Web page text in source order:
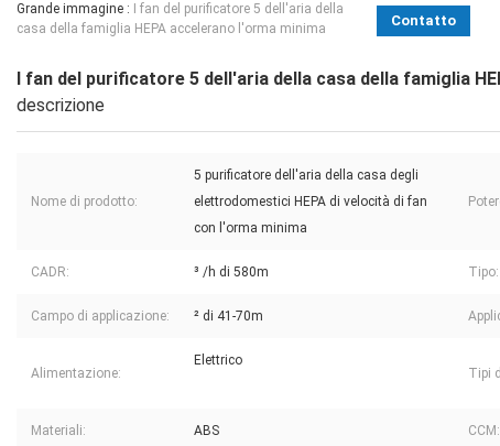
Grande immagine :
I fan del purificatore 5 dell'aria della
casa della famiglia HEPA accelerano l'orma minima
Contatto
I fan del purificatore 5 dell'aria della casa della famiglia
descrizione
Nome di prodotto:
5 purificatore dell'aria della casa degli
elettrodomestici HEPA di velocità di fan
con l'orma minima
CADR: ³ /h di 580m Tipo:
Campo di applicazione: ² di 41-70m
Alimentazione:
Elettrico
Tipi
Materiali: ABS CCM: